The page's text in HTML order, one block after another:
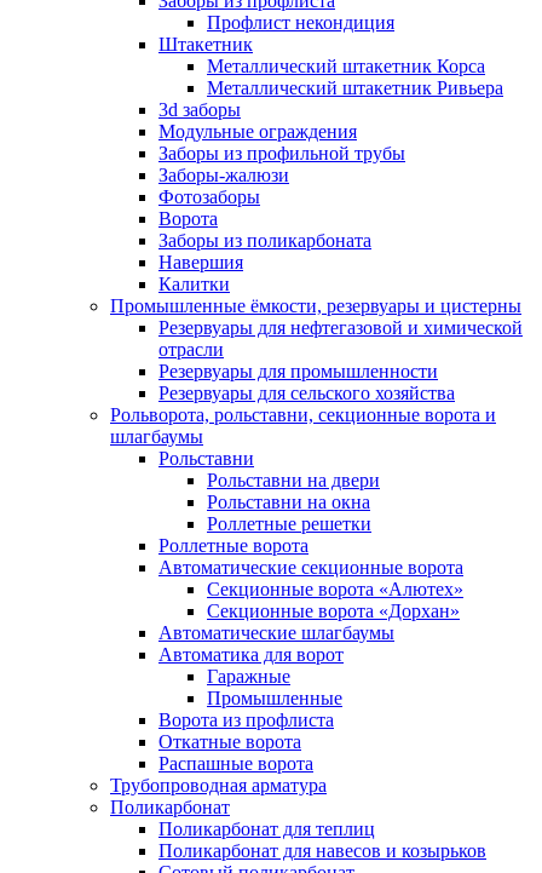
Профлист некондиция
Штакетник
Металлический штакетник Корса
Металлический штакетник Ривьера
3d заборы
Модульные ограждения
Заборы из профильной трубы
Заборы-жалюзи
Фотозаборы
Ворота
Заборы из поликарбоната
Навершия
Калитки
Промышленные ёмкости, резервуары и цистерны
Резервуары для нефтегазовой и химической
отрасли
Резервуары для промышленности
Резервуары для сельского хозяйства
Рольворота, рольставни, секционные ворота и
шлагбаумы
Рольставни
Рольставни на двери
Рольставни на окна
Роллетные решетки
Роллетные ворота
Автоматические секционные ворота
Секционные ворота «Алютех»
Секционные ворота «Дорхан»
Автоматические шлагбаумы
Автоматика для ворот
Гаражные
Промышленные
Ворота из профлиста
Откатные ворота
Распашные ворота
Трубопроводная арматура
Поликарбонат
Поликарбонат для теплиц
Поликарбонат для навесов и козырьков